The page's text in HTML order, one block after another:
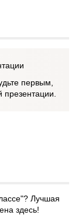
первым,
Лучшая
здесь!